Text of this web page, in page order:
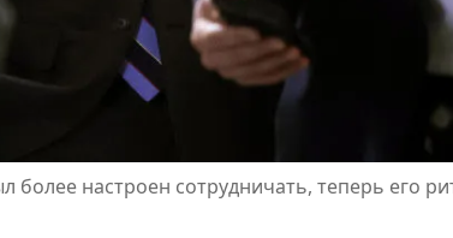
настроен сотрудничать, теперь его